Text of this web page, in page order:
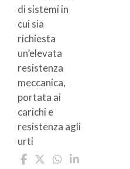
di sistemi in
cui sia
richiesta
un’elevata
resistenza
meccanica,
portata ai
carichi e
resistenza agli
urti